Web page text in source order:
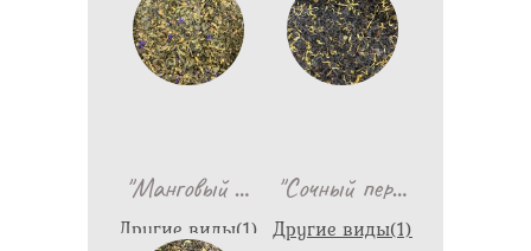
"Манговый …
Другие виды(1)
"Сочный пер…
Другие виды(1)